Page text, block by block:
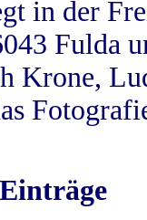
in der
Fulda
Krone,